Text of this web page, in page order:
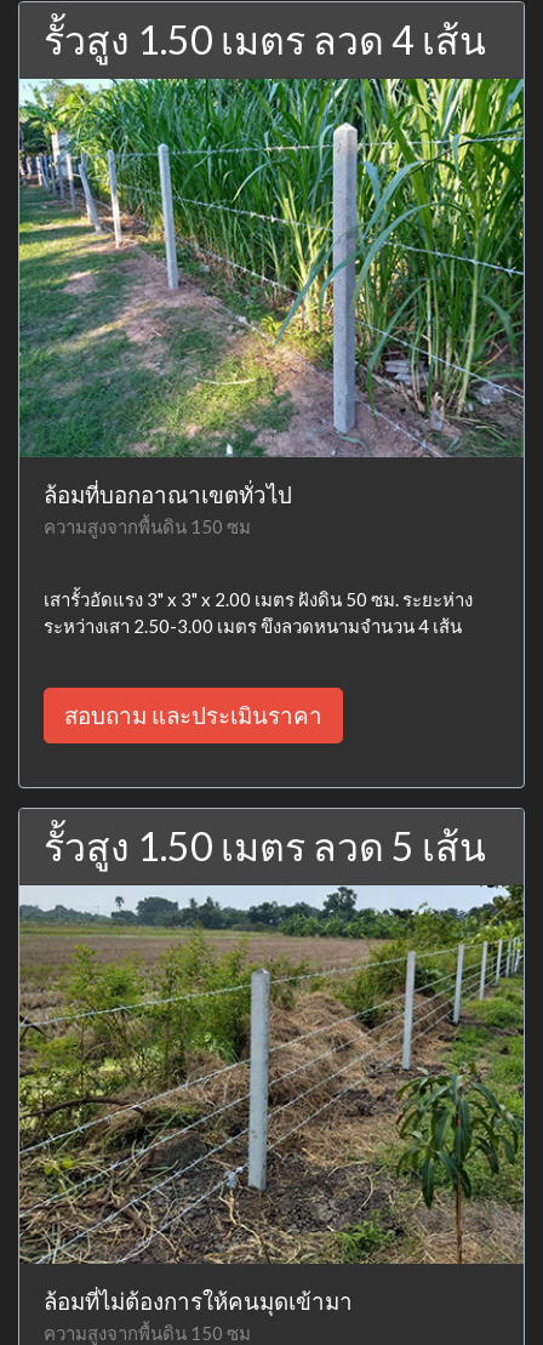
รั้วสูง 1.50 เมตร ลวด 4 เส้น
ล้อมที่บอกอาณาเขตทั่วไป
ความสูงจากพื้นดิน 150 ซม
เสารั้วอัดแรง 3" x 3" x 2.00 เมตร ฝังดิน 50 ซม. ระยะห่าง
ระหว่างเสา 2.50-3.00 เมตร ขึงลวดหนามจำนวน 4 เส้น
สอบถาม และประเมินราคา
รั้วสูง 1.50 เมตร ลวด 5 เส้น
ล้อมที่ไม่ต้องการให้คนมุดเข้ามา
ความสูงจากพื้นดิน 150 ซม